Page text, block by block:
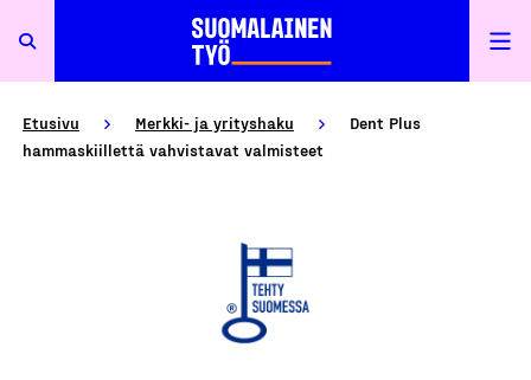
Etusivu Merkki- ja yrityshaku
Dent Plus
hammaskiillettä vahvistavat valmisteet